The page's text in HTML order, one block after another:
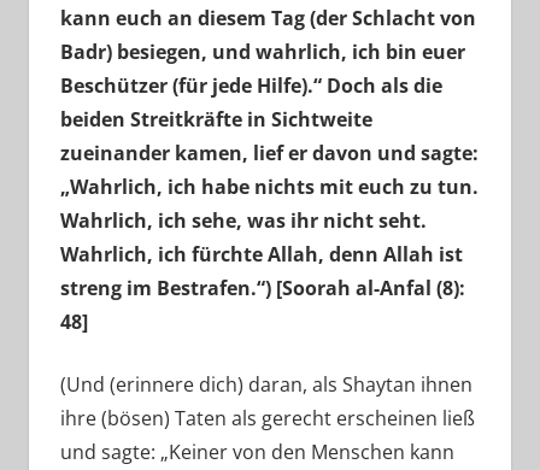
kann euch an diesem Tag (der Schlacht von
Badr) besiegen, und wahrlich, ich bin euer
Beschützer (für jede Hilfe).“ Doch als die
beiden Streitkräfte in Sichtweite
zueinander kamen, lief er davon und sagte:
„Wahrlich, ich habe nichts mit euch zu tun.
Wahrlich, ich sehe, was ihr nicht seht.
Wahrlich, ich fürchte Allah, denn Allah ist
streng im Bestrafen.“) [Soorah al-Anfal (8):
48]
(Und (erinnere dich) daran, als Shaytan ihnen
ihre (bösen) Taten als gerecht erscheinen ließ
und sagte: „Keiner von den Menschen kann